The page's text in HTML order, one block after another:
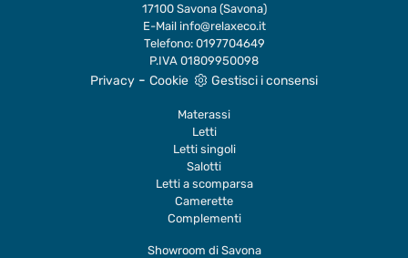
17100 Savona (Savona)
E-Mail info@relaxeco.it
Telefono: 0197704649
P.IVA 01809950098
Privacy - Cookie Gestisci i consensi
Materassi
Letti
Letti singoli
Salotti
Letti a scomparsa
Camerette
Complementi
Showroom di Savona